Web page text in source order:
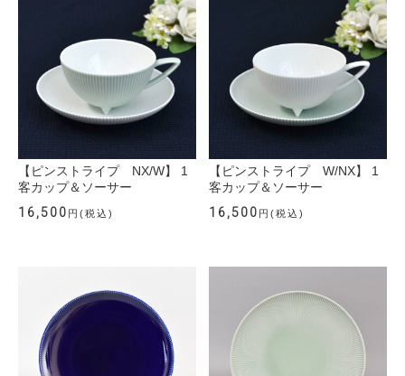
【ピンストライプ NX/W】 1
客カップ＆ソーサー
16,500 円(税込)
【ピンストライプ W/NX】 1
客カップ＆ソーサー
16,500 円(税込)